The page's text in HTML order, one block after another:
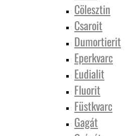
Cölesztin
Csaroit
Dumortierit
Eperkvarc
Eudialit
Fluorit
Füstkvarc
Gagát